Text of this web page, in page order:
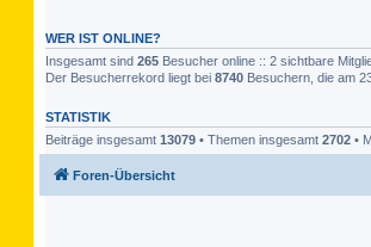
WER IST ONLINE?
Insgesamt sind 265 Besucher online :: 2 sichtbare
Der Besucherrekord liegt bei 8740 Besuchern, die am
STATISTIK
Beiträge insgesamt 13079 • Themen insgesamt 2702 •
Foren-Übersicht